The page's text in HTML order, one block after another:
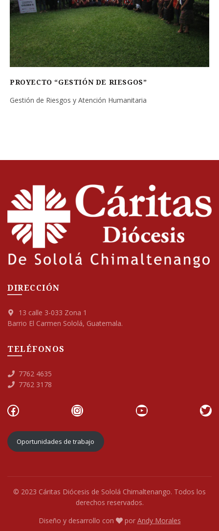
PROYECTO “GESTIÓN DE RIESGOS”
Gestión de Riesgos y Atención Humanitaria
DIRECCIÓN
13 calle 3-033 Zona 1
Barrio El Carmen Sololá, Guatemala.
TELÉFONOS
7762 4635
7762 3178
Facebook Instagram YouTube
Oportunidades de trabajo
© 2023 Cáritas Diócesis de Sololá Chimaltenango. Todos los
derechos reservados.
Diseño y desarrollo con
por Andy Morales